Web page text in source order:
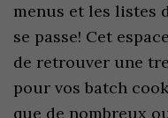
menus et les listes
se passe! Cet
de retrouver une
pour vos batch
que de nombreux